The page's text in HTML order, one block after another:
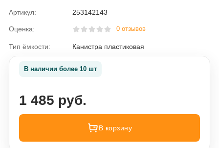
Артикул: 253142143
Оценка: 0 отзывов
Тип ёмкости: Канистра пластиковая
В наличии более 10 шт
1 485 руб.
В корзину